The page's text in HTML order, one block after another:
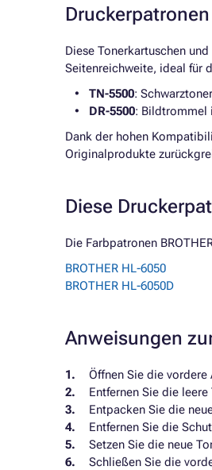
Diese Tonerkartuschen
Seitenreichweite, ideal für
TN-5500:
DR-5500: Bildtrommel
Dank der hohen
Originalprodukte
Diese
Die Farbpatronen
BROTHER HL-6050
BROTHER HL-6050D
Anweisungen
Öffnen Sie die
Entfernen Sie die
Entpacken Sie die
Entfernen Sie die
Setzen Sie die neue
Schließen Sie die